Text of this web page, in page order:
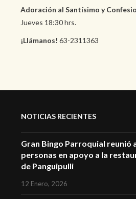
Adoración al Santísimo y
Jueves 18:30 hrs.
¡Llámanos! 63-2311363
NOTICIAS RECIENTES
Gran Bingo Parroquial reunió
personas en apoyo a la
de Panguipulli
12 Enero, 2026